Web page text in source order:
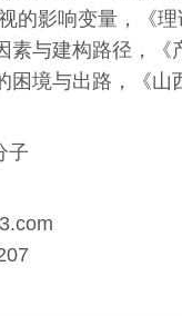
的影响变量，《
素与建构路径，《
困境与出路，《山
子